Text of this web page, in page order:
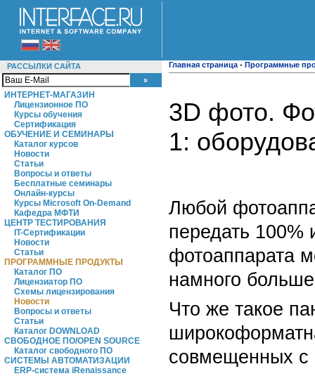
РАССЫЛКИ САЙТА
ИНТЕРНЕТ-МАГАЗИН
Лицензионное ПО
Курсы обучения
Сертификация
ОБУЧЕНИЕ И СЕМИНАРЫ
Каталог курсов
Новости
Статьи
Вопросы и ответы
Бесплатные семинары
Онлайн-курсы
Курсы Microsoft On-Demand
Кафедра МФТИ
ЦЕНТР ТЕСТИРОВАНИЯ
IT-Сертификации
Новости
Статьи
ПРОГРАММНЫЕ ПРОДУКТЫ
Каталог ПО
Лицензиатор ПО
Схемы лицензирования
Новости
Вопросы и ответы
Статьи
Каталог DOWNLOAD
СВОБОДНОЕ ПО/OPEN SOURCE
Каталог свободного ПО
СИСТЕМЫ АВТОМАТИЗАЦИИ
ERP-система iRenaissance
Главная страница - Программные
3D фото.
1:
Любой
передать
фотоаппарата
намного
Что же такое
совмещенных с